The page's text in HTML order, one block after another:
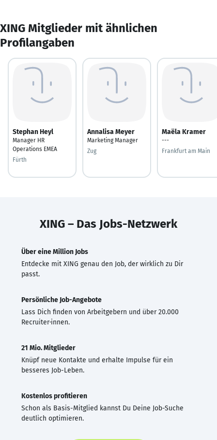
XING Mitglieder mit ähnlichen
Profilangaben
Stephan Heyl
Manager HR
Operations EMEA
Fürth
Annalisa Meyer
Marketing Manager
Zug
Maëla Kramer
---
Frankfurt am Main
XING – Das Jobs-Netzwerk
Über eine Million Jobs
Entdecke mit XING genau den Job, der wirklich zu Dir
passt.
Persönliche Job-Angebote
Lass Dich finden von Arbeitgebern und über 20.000
Recruiter·innen.
21 Mio. Mitglieder
Knüpf neue Kontakte und erhalte Impulse für ein
besseres Job-Leben.
Kostenlos profitieren
Schon als Basis-Mitglied kannst Du Deine Job-Suche
deutlich optimieren.